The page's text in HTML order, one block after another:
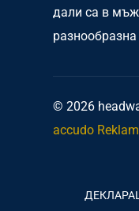
дали са в
© 2026
accudo